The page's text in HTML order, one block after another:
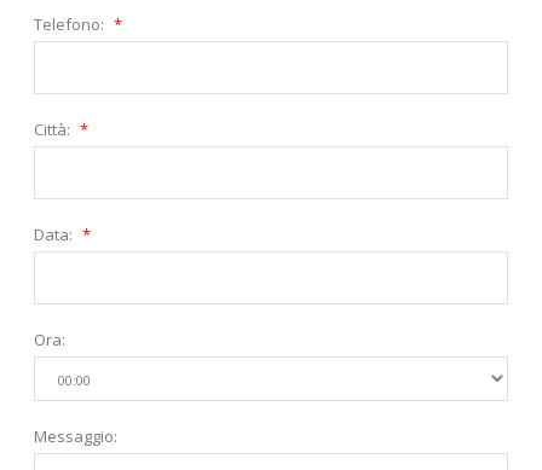
Telefono: *
Città: *
Data: *
Ora:
Messaggio: